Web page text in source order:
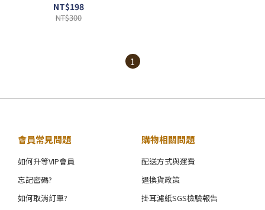
NT$198
NT$300
1
會員常見問題
如何升等VIP會員
忘記密碼?
如何取消訂單?
購物相關問題
配送方式與運費
退換貨政策
掛耳濾紙SGS檢驗報告